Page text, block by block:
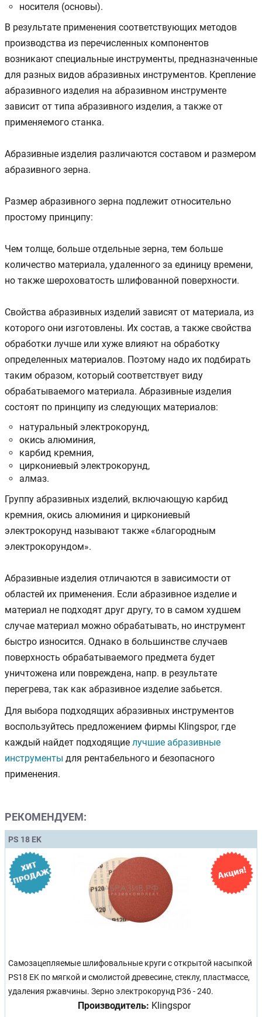
носителя (основы).
В результате применения соответствующих методов
производства из перечисленных компонентов
возникают специальные инструменты, предназначенные
для разных видов абразивных инструментов. Крепление
абразивного изделия на абразивном инструменте
зависит от типа абразивного изделия, а также от
применяемого станка.
Абразивные изделия различаются составом и размером
абразивного зерна.
Размер абразивного зерна подлежит относительно
простому принципу:
Чем толще, больше отдельные зерна, тем больше
количество материала, удаленного за единицу времени,
но также шероховатость шлифованной поверхности.
Свойства абразивных изделий зависят от материала, из
которого они изготовлены. Их состав, а также свойства
обработки лучше или хуже влияют на обработку
определенных материалов. Поэтому надо их подбирать
таким образом, который соответствует виду
обрабатываемого материала. Абразивные изделия
состоят по принципу из следующих материалов:
натуральный электрокорунд,
окись алюминия,
карбид кремния,
циркониевый электрокорунд,
алмаз.
Группу абразивных изделий, включающую карбид
кремния, окись алюминия и циркониевый
электрокорунд называют также «благородным
электрокорундом».
Абразивные изделия отличаются в зависимости от
областей их применения. Если абразивное изделие и
материал не подходят друг другу, то в самом худшем
случае материал можно обрабатывать, но инструмент
быстро износится. Однако в большинстве случаев
поверхность обрабатываемого предмета будет
уничтожена или повреждена, напр. в результате
перегрева, так как абразивное изделие забьется.
Для выбора подходящих абразивных инструментов
воспользуйтесь предложением фирмы Klingspor, где
каждый найдет подходящие лучшие абразивные
инструменты для рентабельного и безопасного
применения.
РЕКОМЕНДУЕМ:
PS 18 EK
Самозацепляемые шлифовальные круги с открытой насыпкой
PS18 EK по мягкой и смолистой древесине, стеклу, пластмассе,
удаления ржавчины. Зерно электрокорунд Р36 - 240.
Производитель: Klingspor